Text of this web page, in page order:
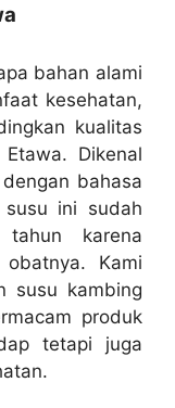
bahan alami
kesehatan,
kualitas
Dikenal
bahasa
susu ini sudah
karena
Kami
susu kambing
produk
tetapi juga